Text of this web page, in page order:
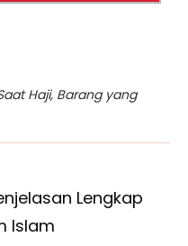
Haji, Barang yang
Lengkap
Islam